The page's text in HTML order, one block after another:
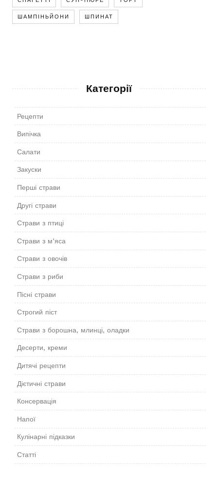
ШАМПІНЬЙОНИ ШПИНАТ
Категорії
Рецепти
Випічка
Салати
Закуски
Перші страви
Другі страви
Страви з птиці
Страви з м’яса
Страви з овочів
Страви з риби
Пісні страви
Строгий піст
Страви з борошна, млинці, оладки
Десерти, креми
Дитячі рецепти
Дієтичні страви
Консервація
Напої
Кулінарні підказки
Статті